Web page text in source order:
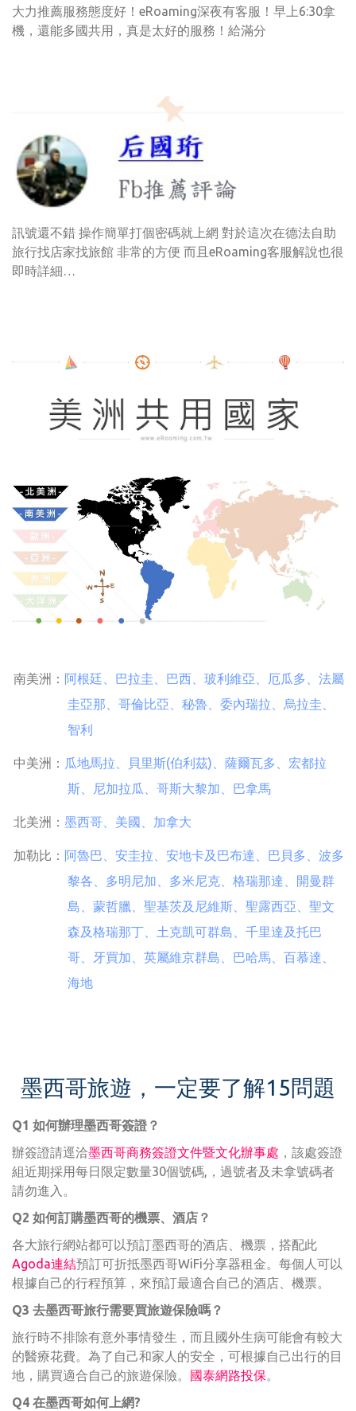
大力推薦服務態度好！eRoaming深夜有客服！早上6:30拿
機，還能多國共用，真是太好的服務！給滿分
訊號還不錯 操作簡單打個密碼就上網 對於這次在德法自助
旅行找店家找旅館 非常的方便 而且eRoaming客服解說也很
即時詳細…
南美洲： 阿根廷 巴拉圭 巴西 玻利維亞 厄瓜多
法屬
圭亞那
哥倫比亞 秘魯 委內瑞拉 烏拉圭
智利
中美洲： 瓜地馬拉 貝里斯(伯利茲) 薩爾瓦多
宏都拉
斯
尼加拉瓜 哥斯大黎加 巴拿馬
北美洲： 墨西哥 美國 加拿大
加勒比： 阿魯巴 安圭拉 安地卡及巴布達 巴貝多
波多
黎各
多明尼加 多米尼克 格瑞那達
開曼群
島
蒙哲臘 聖基茨及尼維斯 聖露西亞
聖文
森及格瑞那丁
土克凱可群島​
千里達及托巴
哥
牙買加 英屬維京群島 巴哈馬 百慕達
海地
墨西哥旅遊，一定要了解15問題
Q1 如何辦理墨西哥簽證？
辦簽證請逕洽墨西哥商務簽證文件暨文化辦事處 ，該處簽證
組近期採用每日限定數量30個號碼,，過號者及未拿號碼者
請勿進入。
Q2 如何訂購墨西哥的機票、酒店？
各大旅行網站都可以預訂墨西哥的酒店、機票，搭配此
Agoda連結預訂可折抵墨西哥WiFi分享器租金。每個人可以
根據自己的行程預算，來預訂最適合自己的酒店、機票。
Q3 去墨西哥旅行需要買旅遊保險嗎？
旅行時不排除有意外事情發生，而且國外生病可能會有較大
的醫療花費。為了自己和家人的安全，可根據自己出行的目
地，購買適合自己的旅遊保險。
國泰網路投保。
Q4 在墨西哥如何上網?